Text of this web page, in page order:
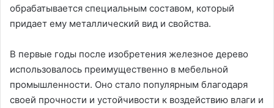
обрабатывается специальным составом, который
придает ему металлический вид и свойства.
В первые годы после изобретения железное дерево
использовалось преимущественно в мебельной
промышленности. Оно стало популярным благодаря
своей прочности и устойчивости к воздействию влаги и